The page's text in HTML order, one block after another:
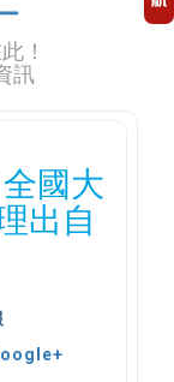
！
訊
國大
出自